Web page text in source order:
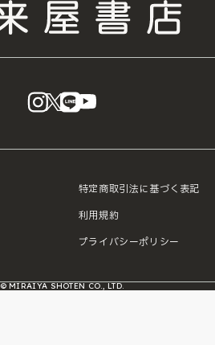
instagram
X LINE
特定商取引法に基づく表記
利用規約
プライバシーポリシー
© MIRAIYA SHOTEN CO., LTD.